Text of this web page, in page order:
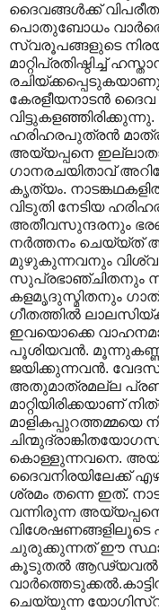
ദൈവങ്ങൾക്ക്
പൊതുബോധം
സ്വരൂപങ്ങളുടെ
മാറ്റിപ്രതിഷ്ഠിച്ച്
കേരളീയനാടൻ
ഹരിഹരപുത്രൻ
അയ്യപ്പനെ
ഗാനരചയിതാവ്
കൃത്യം.
വിടുതി നേടിയ
അതീവസുന്ദരനും
നർത്തനം ചെയ്യ്ത്
മുഴുകുന്നവനും
സുപ്രഭാഞ്ചിതനും
കളമൃദുസ്മിതനും
ഗീതത്തിൽ
ഇവയൊക്കെ
പൂശിയവൻ.
ജയിക്കുന്നവൻ.
അതുമാത്രമല്ല
മാറ്റിയിരിക്കയാണ്
മാളികപ്പുറത്തമ്മയെ
കൊള്ളുന്നവനെ.
ദൈവനിരയിലേക്ക്
ശ്രമം തന്നെ ഇത്.
വന്നിരുന്ന
വിശേഷണങ്ങളിലൂടെ
ചുരുക്കുന്നത് ഈ
കൂടുതൽ
ചെയ്യുന്ന